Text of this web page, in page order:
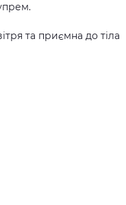
та приємна до тіла